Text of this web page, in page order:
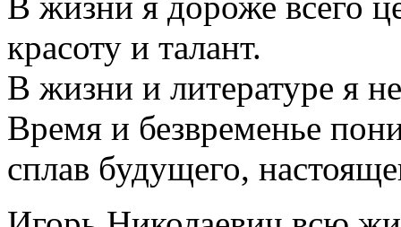
красоту и талант.
В жизни и литературе я
Время и безвременье
сплав будущего,